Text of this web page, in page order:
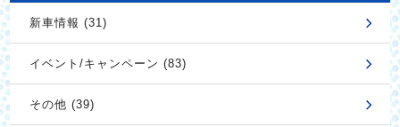
新車情報 (31)
イベント/キャンペーン (83)
その他 (39)